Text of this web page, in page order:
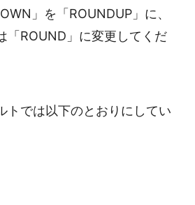
」を「ROUNDUP」に、
「ROUND」に変更してくだ
トでは以下のとおりにしてい